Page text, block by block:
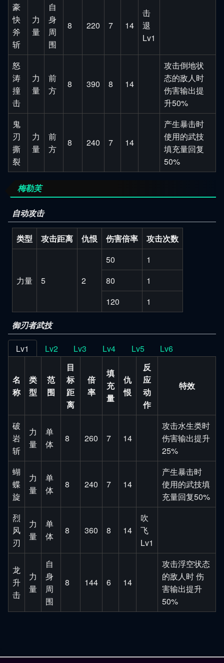
豪
快
斧
斩
力
量
自
身
周
围
8 220 7 14
击
退
Lv1
怒
涛
撞
击
力
量
前
方
8 390 8 14
攻击倒地状
态的敌人时
伤害输出提
升50%
鬼
刃
撕
裂
力
量
前
方
8 240 7 14
产生暴击时
使用的武技
填充量回复
50%
梅勒芙
自动攻击
类型 攻击距离 仇恨 伤害倍率 攻击次数
力量 5 2
50
1
80
1
120
1
御刃者武技
Lv1 Lv2 Lv3 Lv4 Lv5 Lv6
名
称
类
型
范
围
目
标
距
离
倍
率
填
充
量
仇
恨
反
应
动
作
特效
破
岩
斩
力
量
单
体
8 260 7 14
攻击水生类时
伤害输出提升
25%
蝴
蝶
旋
力
量
单
体
8 240 7 14
产生暴击时
使用的武技填
充量回复50%
烈
风
刃
力
量
单
体
8 360 8 14
吹
飞
Lv1
龙
升
击
力
量
自
身
周
围
8 144 6 14
攻击浮空状态
的敌人时 伤
害输出提升
50%